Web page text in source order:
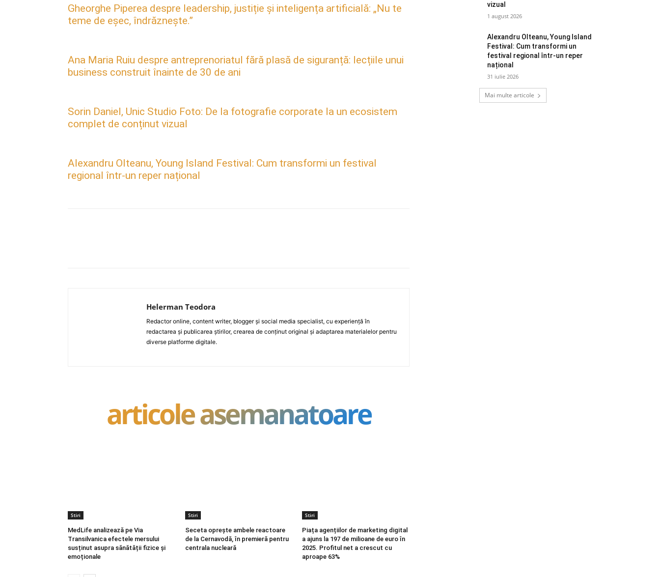
Gheorghe Piperea despre leadership, justiție și inteligența artificială: „Nu te
teme de eșec, îndrăznește.”
Ana Maria Ruiu despre antreprenoriatul fără plasă de siguranță: lecțiile unui
business construit înainte de 30 de ani
Sorin Daniel, Unic Studio Foto: De la fotografie corporate la un ecosistem
complet de conținut vizual
Alexandru Olteanu, Young Island Festival: Cum transformi un festival
regional într-un reper național
Helerman Teodora
Redactor online, content writer, blogger și social media specialist, cu experiență în
redactarea și publicarea știrilor, crearea de conținut original și adaptarea materialelor pentru
diverse platforme digitale.
articole asemanatoare
Stiri
MedLife analizează pe Via
Transilvanica efectele mersului
susținut asupra sănătății fizice și
emoționale
Stiri
Seceta oprește ambele reactoare
de la Cernavodă, în premieră pentru
centrala nucleară
Stiri
Piața agențiilor de marketing digital
a ajuns la 197 de milioane de euro în
2025. Profitul net a crescut cu
aproape 63%
vizual
1 august 2026
Alexandru Olteanu, Young Island
Festival: Cum transformi un
festival regional într-un reper
național
31 iulie 2026
Mai multe articole